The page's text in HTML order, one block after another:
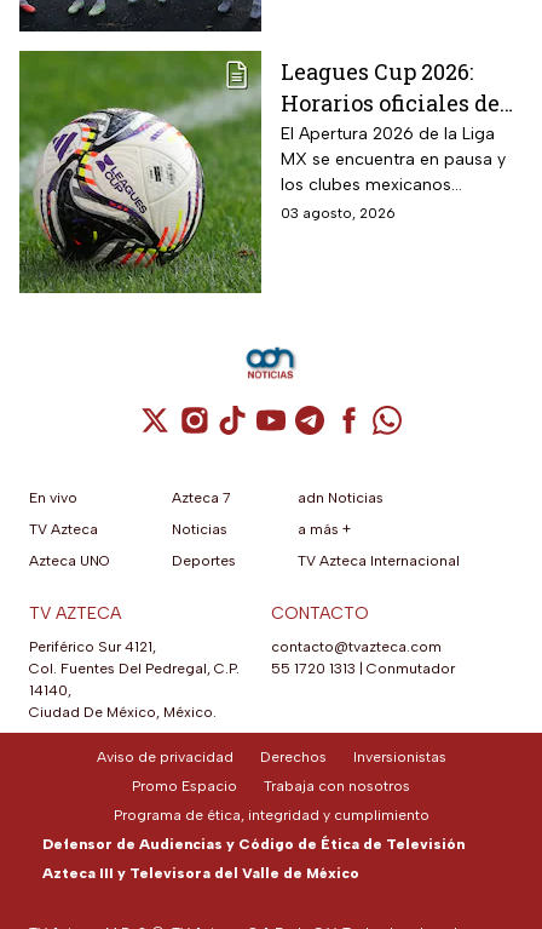
Leagues Cup 2026:
Horarios oficiales de
los partidos de la Liga
MX vs MLS de la Fase
1
El Apertura 2026 de la Liga
MX se encuentra en pausa y
los clubes mexicanos
competirán en el torneo
03 agosto, 2026
Cuenta de X / Twitter (se abre en una
Cuenta de Instagram (se abre en una
Cuenta de TikTok (se abre en
Cuenta de YouTube (se abre
Cuenta de Telegram (se
Cuenta de
Cuenta de
En vivo
TV Azteca
Azteca UNO
Azteca 7
Noticias
Deportes
adn Noticias
a más +
TV Azteca Internacional
TV AZTECA
Periférico Sur 4121,
Col. Fuentes Del Pedregal, C.P.
14140,
Ciudad De México, México.
CONTACTO
contacto@tvazteca.com
55 1720 1313
Conmutador
Aviso de privacidad Derechos
Inversionistas
Promo Espacio
Trabaja con nosotros
Programa de ética, integridad y cumplimiento
Defensor de Audiencias y Código de Ética de Televisión
Azteca III y Televisora del Valle de México